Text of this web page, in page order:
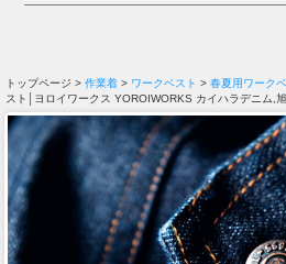
トップページ > 作業着 > ワークベスト > 春夏用ワーク
スト│ヨロイワークス YOROIWORKS カイハラデニム,